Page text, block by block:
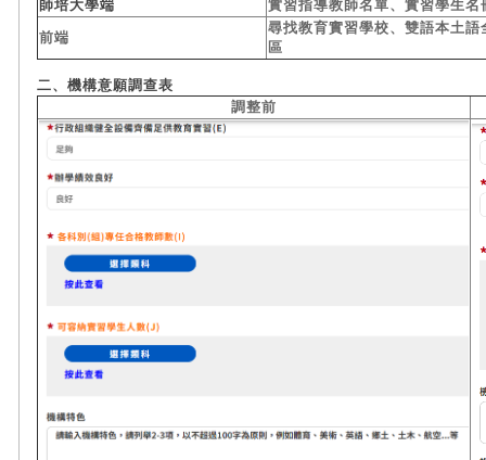
師培大學端
實習指導教師名單、實習學生名
前端
尋找教育實習學校、雙語本土
區
二、機構意願調查表
調整前